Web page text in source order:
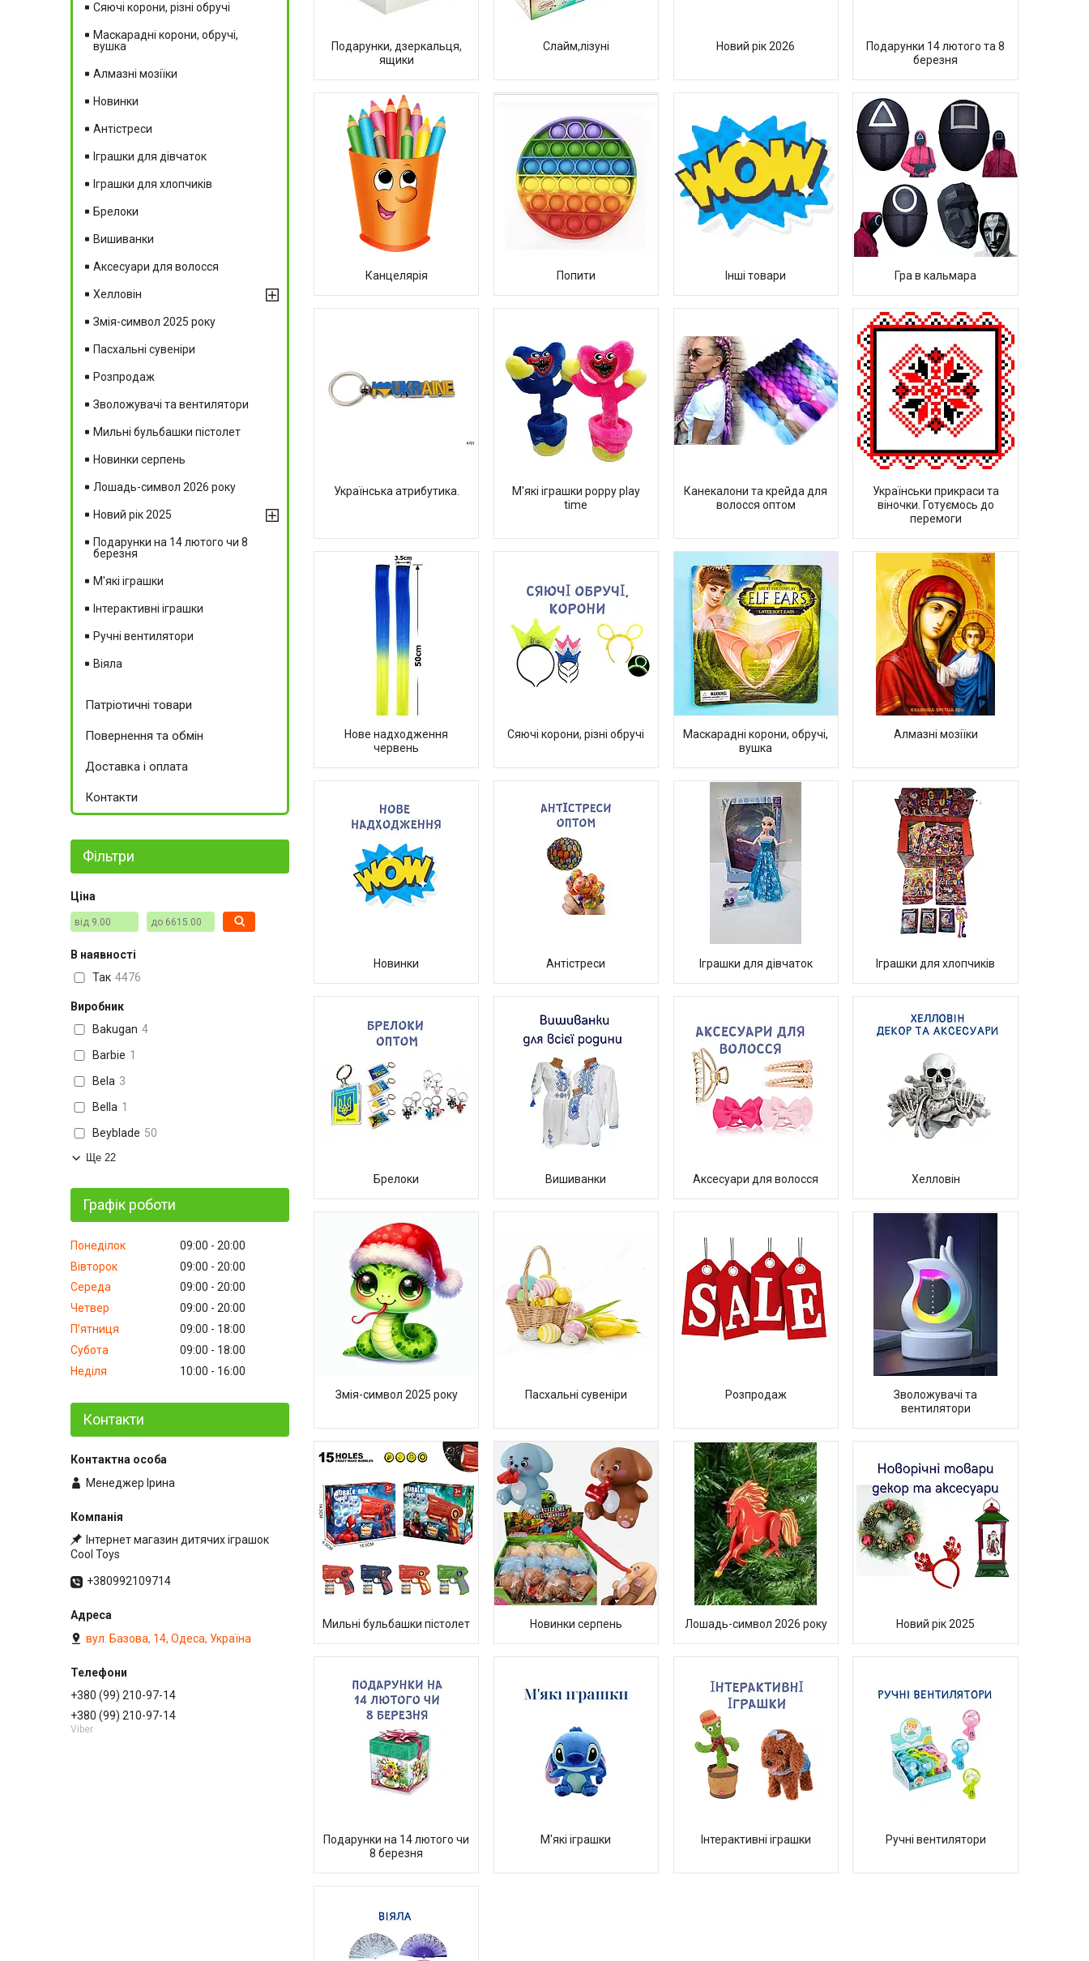
Подарунки, дзеркальця,
ящики
Слайм,лізуні Новий рік 2026
Подарунки 14 лютого та 8
березня
Канцелярія Попити Інші товари Гра в кальмара
Українська атрибутика.
М'які іграшки poppy play
time
Канекалони та крейда для
волосся оптом
Українськи прикраси та
віночки. Готуємось до
перемоги
Нове надходження
червень
Сяючі корони, різні обручі
Маскарадні корони, обручі,
вушка
Алмазні мозіїки
Новинки Антістреси Іграшки для дівчаток Іграшки для хлопчиків
Брелоки Вишиванки Аксесуари для волосся Хелловін
Змія-символ 2025 року Пасхальні сувеніри Розпродаж
Зволожувачі та
вентилятори
Мильні бульбашки пістолет Новинки серпень Лошадь-символ 2026 року Новий рік 2025
Подарунки на 14 лютого чи
8 березня
М'які іграшки Інтерактивні іграшки Ручні вентилятори
Сяючі корони, різні обручі
Маскарадні корони, обручі,
вушка
Алмазні мозіїки
Новинки
Антістреси
Іграшки для дівчаток
Іграшки для хлопчиків
Брелоки
Вишиванки
Аксесуари для волосся
Хелловін
Змія-символ 2025 року
Пасхальні сувеніри
Розпродаж
Зволожувачі та вентилятори
Мильні бульбашки пістолет
Новинки серпень
Лошадь-символ 2026 року
Новий рік 2025
Подарунки на 14 лютого чи 8
березня
М'які іграшки
Інтерактивні іграшки
Ручні вентилятори
Віяла
Патріотичні товари
Повернення та обмін
Доставка і оплата
Контакти
Фільтри
Ціна
В наявності
Так 4476
Виробник
Bakugan 4
Barbie 1
Bela 3
Bella 1
Beyblade 50
Ще 22
Графік роботи
Понеділок 09:00
20:00
Вівторок
09:00
20:00
Середа
09:00
20:00
Четвер
09:00
20:00
Пʼятниця
09:00
18:00
Субота
09:00
18:00
Неділя
10:00 16:00
Контакти
Менеджер Ірина
Інтернет магазин дитячих іграшок
Cool Toys
+380992109714
вул. Базова, 14, Одеса, Україна
+380 (99) 210-97-14
+380 (99) 210-97-14
Viber